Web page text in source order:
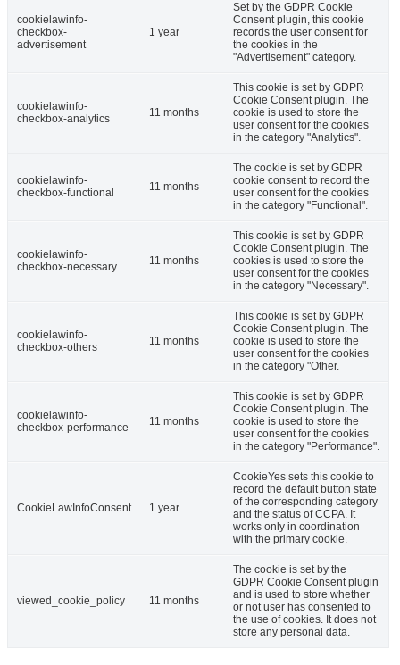
cookielawinfo-
checkbox-
advertisement
1 year
Set by the GDPR Cookie
Consent plugin, this cookie
records the user consent for
the cookies in the
"Advertisement" category.
cookielawinfo-
checkbox-analytics
11 months
This cookie is set by GDPR
Cookie Consent plugin. The
cookie is used to store the
user consent for the cookies
in the category "Analytics".
cookielawinfo-
checkbox-functional
11 months
The cookie is set by GDPR
cookie consent to record the
user consent for the cookies
in the category "Functional".
cookielawinfo-
checkbox-necessary
11 months
This cookie is set by GDPR
Cookie Consent plugin. The
cookies is used to store the
user consent for the cookies
in the category "Necessary".
cookielawinfo-
checkbox-others
11 months
This cookie is set by GDPR
Cookie Consent plugin. The
cookie is used to store the
user consent for the cookies
in the category "Other.
cookielawinfo-
checkbox-performance
11 months
This cookie is set by GDPR
Cookie Consent plugin. The
cookie is used to store the
user consent for the cookies
in the category "Performance".
CookieLawInfoConsent 1 year
CookieYes sets this cookie to
record the default button state
of the corresponding category
and the status of CCPA. It
works only in coordination
with the primary cookie.
viewed_cookie_policy 11 months
The cookie is set by the
GDPR Cookie Consent plugin
and is used to store whether
or not user has consented to
the use of cookies. It does not
store any personal data.